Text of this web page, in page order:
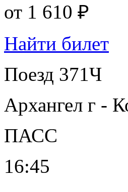
от 1 610 ₽
Найти билет
Поезд 371Ч
Архангел г -
ПАСС
16:45